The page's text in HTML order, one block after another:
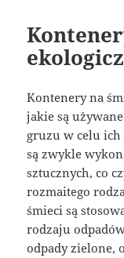
Kontenery na
jakie są
gruzu w celu
są zwykle
sztucznych, co
rozmaitego
śmieci są
rodzaju
odpady zielone,